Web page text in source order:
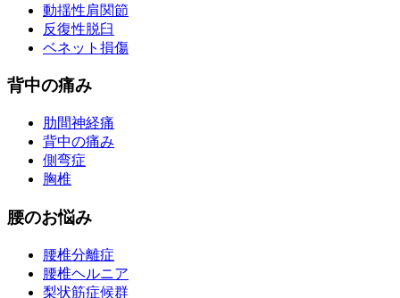
動揺性肩関節
反復性脱臼
ベネット損傷
背中の痛み
肋間神経痛
背中の痛み
側弯症
胸椎
腰のお悩み
腰椎分離症
腰椎ヘルニア
梨状筋症候群